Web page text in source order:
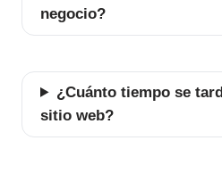
negocio?
¿Cuánto tiempo se
sitio web?